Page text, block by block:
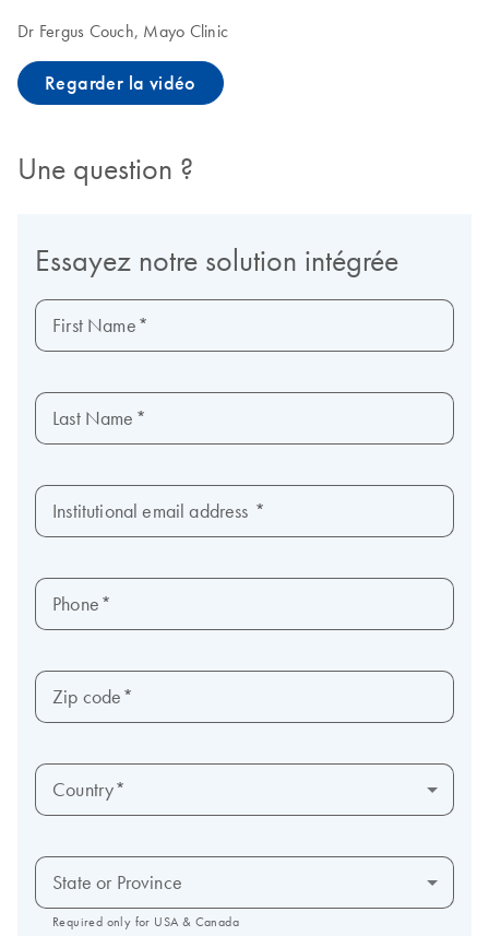
Dr Fergus Couch, Mayo Clinic
Regarder la vidéo
Une question ?